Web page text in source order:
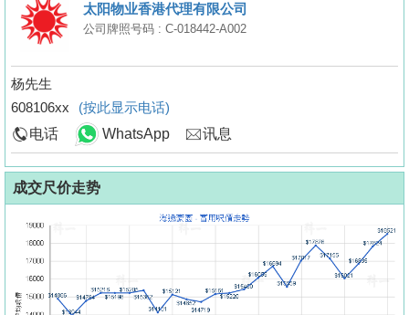
太阳物业香港代理有限公司
公司牌照号码 : C-018442-A002
杨先生
608106xx
(按此显示电话)
电话
WhatsApp 讯息
成交尺价走势